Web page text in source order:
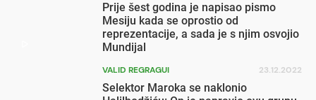
Prije šest godina je napisao pismo
Mesiju kada se oprostio od
reprezentacije, a sada je s njim osvojio
Mundijal
VALID REGRAGUI 23.12.2022
Selektor Maroka se naklonio